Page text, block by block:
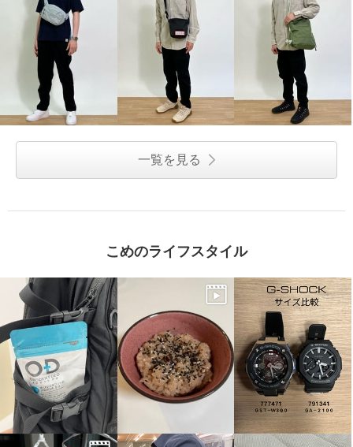
一覧を見る
こめのライフスタイル